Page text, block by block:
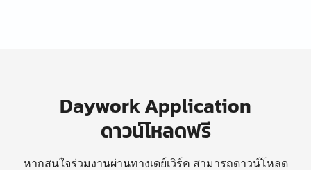
Daywork Application
ดาวน์โหลดฟรี
หากสนใจร่วมงานผ่านทางเดย์เวิร์ค สามารถดาวน์โหลด